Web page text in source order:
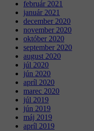
február 2021
január 2021
december 2020
november 2020
október 2020
september 2020
august 2020
júl 2020
jún 2020
apríl 2020
marec 2020
júl 2019
jún 2019
máj 2019
apríl 2019